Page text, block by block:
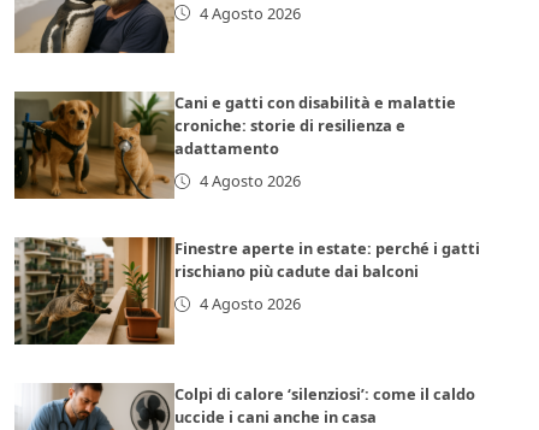
4 Agosto 2026
Cani e gatti con disabilità e malattie
croniche: storie di resilienza e
adattamento
4 Agosto 2026
Finestre aperte in estate: perché i gatti
rischiano più cadute dai balconi
4 Agosto 2026
Colpi di calore ‘silenziosi’: come il caldo
uccide i cani anche in casa